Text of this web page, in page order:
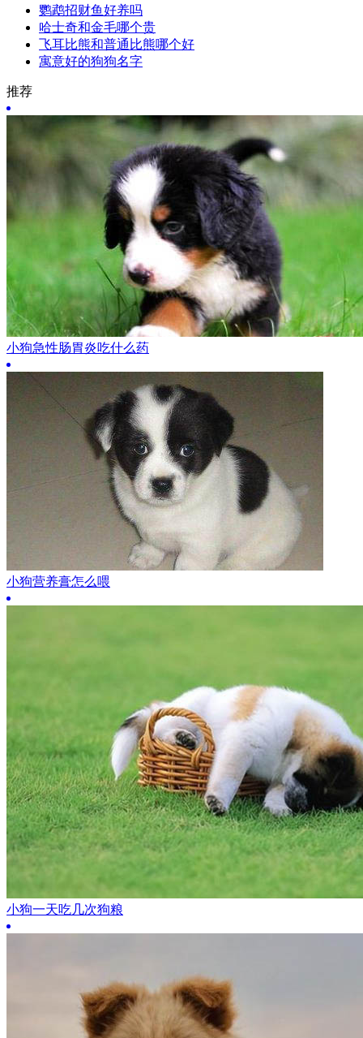
鹦鹉招财鱼好养吗
哈士奇和金毛哪个贵
飞耳比熊和普通比熊哪个好
寓意好的狗狗名字
推荐
小狗急性肠胃炎吃什么药
小狗营养膏怎么喂
小狗一天吃几次狗粮